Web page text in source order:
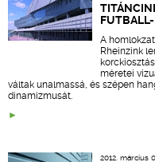
A
Rheinzink
méretei
váltak unalmassá, és szépen
dinamizmusát.
2012. március